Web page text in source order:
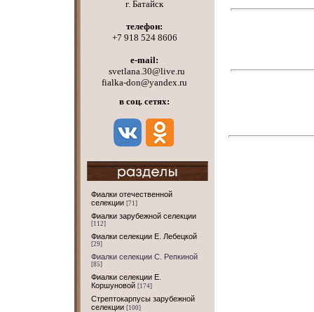
г. Батайск
телефон:
+7 918 524 8606
e-mail:
svetlana.30@live.ru
fialka-don@yandex.ru
в соц. сетях:
Фиалки отечественной
селекции [71]
Фиалки зарубежной селекции
[112]
Фиалки селекции Е. Лебецкой
[29]
Фиалки селекции С. Репкиной
[85]
Фиалки селекции Е.
Коршуновой [174]
Стрептокарпусы зарубежной
селекции [100]